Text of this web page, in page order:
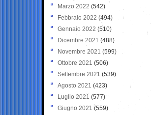
Marzo 2022 (542)
Febbraio 2022 (494)
Gennaio 2022 (510)
Dicembre 2021 (488)
Novembre 2021 (599)
Ottobre 2021 (506)
Settembre 2021 (539)
Agosto 2021 (423)
Luglio 2021 (577)
Giugno 2021(559)